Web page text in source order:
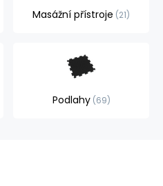
Masážní přístroje 21
Podlahy 69